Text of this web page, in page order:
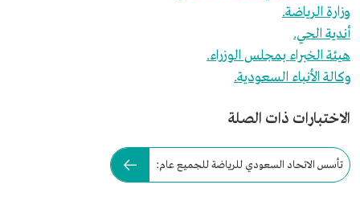
وزارة الرياضة.
أندية الحي.
هيئة الخبراء بمجلس الوزراء.
وكالة الأنباء السعودية.
الاختبارات ذات الصلة
تأسس الاتحاد السعودي للرياضة للجميع عام: